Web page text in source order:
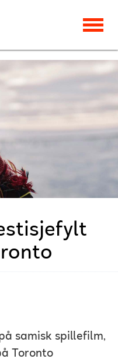
samisk spillefilm,
Toronto